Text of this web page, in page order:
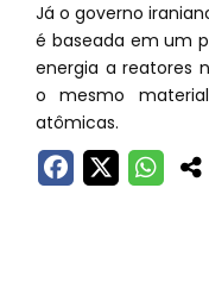
Já o governo
é baseada em um
energia a reatores
o mesmo
atômicas.